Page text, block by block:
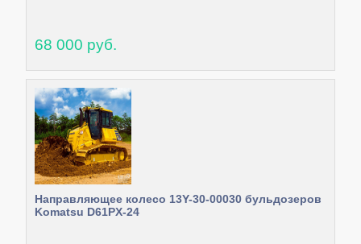
68 000 руб.
Направляющее колесо 13Y-30-00030 бульдозеров
Komatsu D61PX-24